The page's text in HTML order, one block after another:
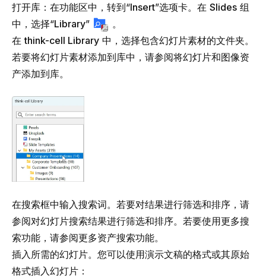
打开库：在功能区中，转到“Insert”选项卡。在 Slides 组
中，选择“Library”
。
在think-cell Library 中，选择包含幻灯片素材的文件夹。
若要将幻灯片素材添加到库中，请参阅将幻灯片和图像资
产添加到库。
在搜索框中输入搜索词。若要对结果进行筛选和排序，请
参阅对幻灯片搜索结果进行筛选和排序。若要使用更多搜
索功能，请参阅更多资产搜索功能。
插入所需的幻灯片。您可以使用演示文稿的格式或其原始
格式插入幻灯片：